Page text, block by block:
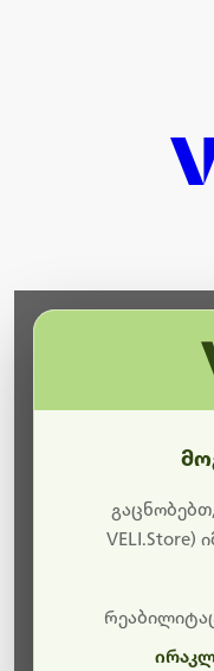
ბოდიშს
მიმდინარეობს
მალე ისევ
VELI.Store)